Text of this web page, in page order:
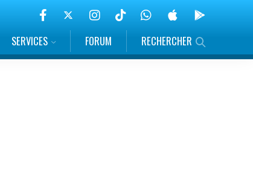
SERVICES FORUM RECHERCHER